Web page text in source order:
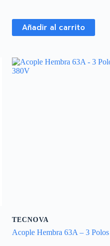
Añadir al carrito
TECNOVA
Acople Hembra 63A – 3